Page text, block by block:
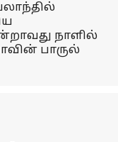
நாளில்
பாருல்